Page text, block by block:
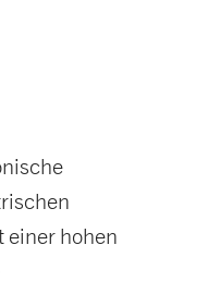
einer hohen